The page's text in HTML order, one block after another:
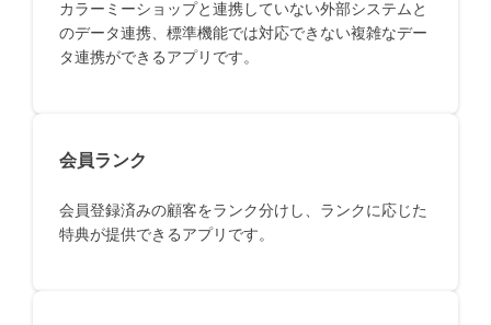
カラーミーショップと連携していない外部システムと
のデータ連携、標準機能では対応できない複雑なデー
タ連携ができるアプリです。
会員ランク
会員登録済みの顧客をランク分けし、ランクに応じた
特典が提供できるアプリです。